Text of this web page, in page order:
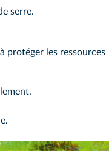
serre.
protéger les ressources